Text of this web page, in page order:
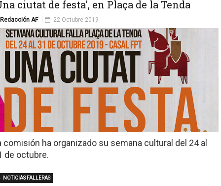
ciutat de festa', en Plaça de la Tenda
Redacción AF 22 Octubre 2019
comisión ha organizado su semana cultural del 24 al
de octubre.
NOTICIAS FALLERAS